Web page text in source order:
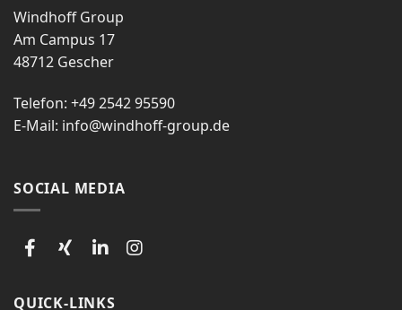
Windhoff Group
Am Campus 17
48712 Gescher
Telefon: +49 2542 95590
E-Mail: info@windhoff-group.de
SOCIAL MEDIA
QUICK-LINKS